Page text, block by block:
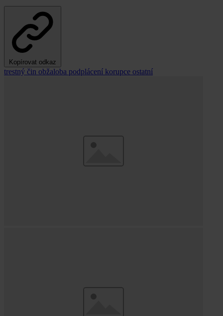
Kopírovat odkaz
trestný čin obžaloba podplácení korupce ostatní